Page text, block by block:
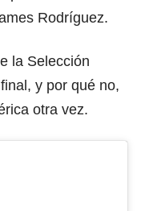
Rodríguez.
la Selección
y por qué no,
otra vez.